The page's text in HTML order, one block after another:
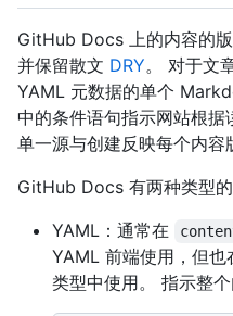
GitHub Docs 上的内容的
并保留散文 DRY。 对于文
YAML 元数据的单个
中的条件语句指示网站根据
单一源与创建反映每个内容
GitHub Docs 有两种类型的
YAML：通常在
YAML 前端使用，但也
类型中使用。 指示整个